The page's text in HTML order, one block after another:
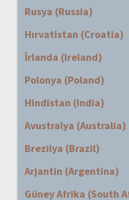
Rusya (Russia)
Hırvatistan (Croatia)
İrlanda (Ireland)
Polonya (Poland)
Hindistan (India)
Avustralya (Australia)
Brezilya (Brazil)
Arjantin (Argentina)
Güney Afrika (South